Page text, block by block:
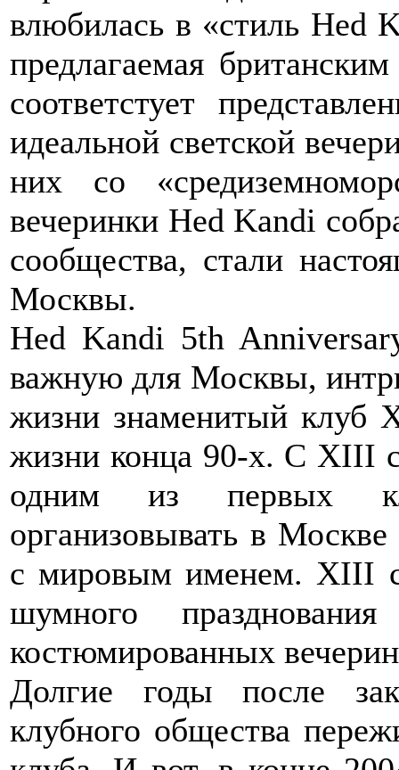
влюбилась в «стиль Hed
предлагаемая
соответстует
идеальной светской
них со
вечеринки Hed Kandi
сообщества, стали
Москвы.
Hed Kandi 5th
важную для Москвы,
жизни знаменитый клуб
жизни конца 90-х. С XIII
одним из первых
организовывать в
с мировым именем. XIII
шумного
костюмированных
Долгие годы после
клубного общества